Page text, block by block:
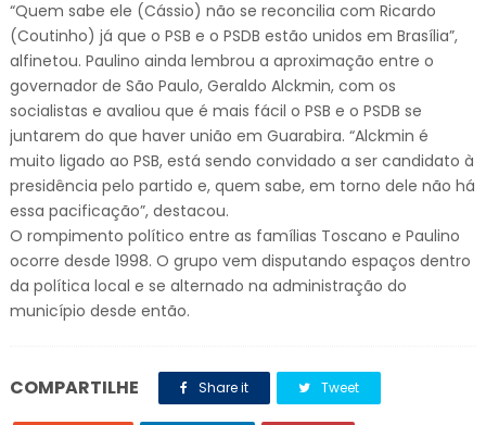
“Quem sabe ele (Cássio) não se reconcilia com Ricardo
(Coutinho) já que o PSB e o PSDB estão unidos em Brasília”,
alfinetou. Paulino ainda lembrou a aproximação entre o
governador de São Paulo, Geraldo Alckmin, com os
socialistas e avaliou que é mais fácil o PSB e o PSDB se
juntarem do que haver união em Guarabira. “Alckmin é
muito ligado ao PSB, está sendo convidado a ser candidato à
presidência pelo partido e, quem sabe, em torno dele não há
essa pacificação”, destacou.
O rompimento político entre as famílias Toscano e Paulino
ocorre desde 1998. O grupo vem disputando espaços dentro
da política local e se alternado na administração do
município desde então.
COMPARTILHE Share it Tweet